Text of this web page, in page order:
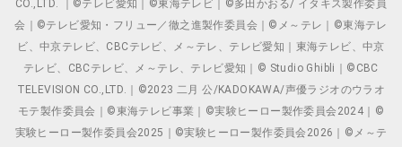
CO.,LTD. ｜©テレビ愛知｜©東海テレビ｜©多田かおる/ イタキス製作委員
会｜©テレビ愛知・フリュー／徹之進製作委員会｜©メ～テレ｜©東海テレ
ビ、中京テレビ、CBCテレビ、メ～テレ、テレビ愛知｜東海テレビ、中京
テレビ、CBCテレビ、メ～テレ、テレビ愛知｜© Studio Ghibli｜©CBC
TELEVISION CO.,LTD.｜©2023 二月 公/KADOKAWA/声優ラジオのウラオ
モテ製作委員会｜©東海テレビ事業｜©実験ヒーロー製作委員会2024｜©
実験ヒーロー製作委員会2025｜©実験ヒーロー製作委員会2026｜©メ～テ